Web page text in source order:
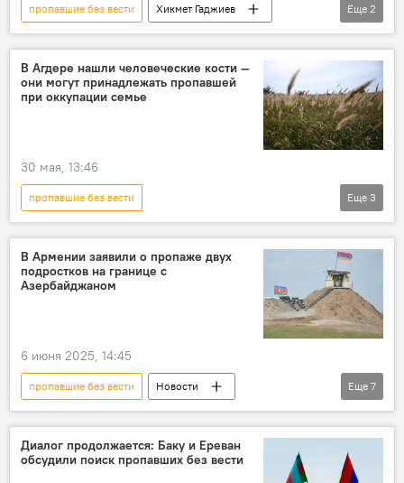
пропавшие без вести
Хикмет Гаджиев
Ильхам Алиев
Азербайджан
Еще 2
В Агдере нашли человеческие кости —
они могут принадлежать пропавшей
при оккупации семье
30 мая, 13:46
пропавшие без вести
освобожденные территории
Азербайджан
Карабах
Агдере
Еще 3
В Армении заявили о пропаже двух
подростков на границе с
Азербайджаном
6 июня 2025, 14:45
пропавшие без вести
Новости
Азербайджан
Армения
Граница
Подростки
Заявление
Поиски
Политика
Еще 7
Диалог продолжается: Баку и Ереван
обсудили поиск пропавших без вести